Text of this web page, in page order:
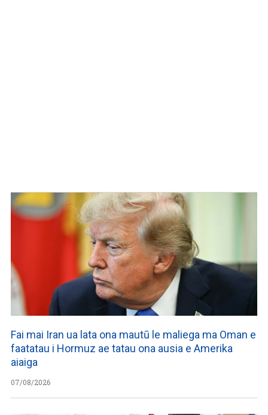
Fai mai Iran ua lata ona mautū le maliega ma Oman e
faatatau i Hormuz ae tatau ona ausia e Amerika
aiaiga
07/08/2026